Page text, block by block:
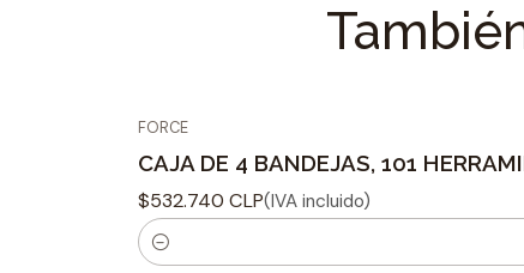
FORCE
CAJA DE 4 BANDEJAS, 101
$532.740 CLP(IVA incluido)
C